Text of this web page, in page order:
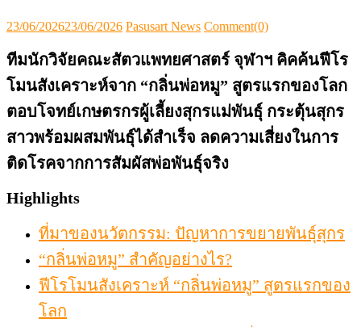
Posted
23/06/202623/06/2026 Author
Pasusart News Comment(0)
ทีมนักวิจัยคณะสัตวแพทยศาสตร์ จุฬาฯ คิคค้นฟีโร
โมนสังเคราะห์จาก “กลิ่นพ่อหมู” สูตรแรกของโลก
ตอบโจทย์เกษตรกรผู้เลี้ยงสุกรแม่พันธุ์ กระตุ้นสุกร
สาวพร้อมผสมพันธุ์ได้สำเร็จ ลดความเสี่ยงในการ
ติดโรคจากการสัมผัสพ่อพันธุ์จริง
Highlights
ที่มาของนวัตกรรม: ปัญหาการขยายพันธุ์สุกร
“กลิ่นพ่อหมู” สำคัญอย่างไร?
ฟีโรโมนสังเคราะห์ “กลิ่นพ่อหมู” สูตรแรกของ
โลก